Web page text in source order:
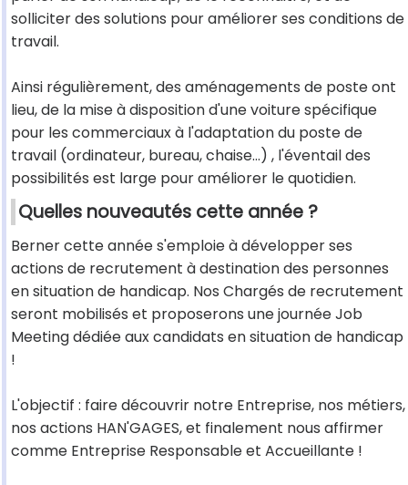
solliciter des solutions pour améliorer ses conditions de
travail.
Ainsi régulièrement, des aménagements de poste ont
lieu, de la mise à disposition d'une voiture spécifique
pour les commerciaux à l'adaptation du poste de
travail (ordinateur, bureau, chaise…) , l'éventail des
possibilités est large pour améliorer le quotidien.
Quelles nouveautés cette année ?
Berner cette année s'emploie à développer ses
actions de recrutement à destination des personnes
en situation de handicap. Nos Chargés de recrutement
seront mobilisés et proposerons une journée Job
Meeting dédiée aux candidats en situation de handicap
!
L'objectif : faire découvrir notre Entreprise, nos métiers,
nos actions HAN'GAGES, et finalement nous affirmer
comme Entreprise Responsable et Accueillante !